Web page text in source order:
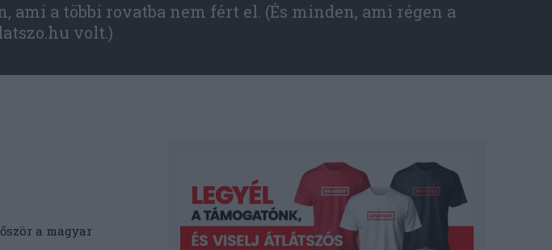
ami a többi rovatba nem fért el. (És minden, ami régen a
volt.)
a magyar